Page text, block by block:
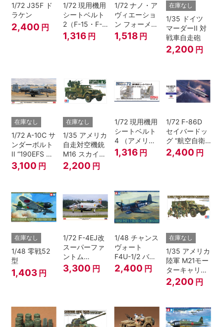
1/72 J35F ド
ラケン
2,400 円
1/72 現用機用
シートベルト
2（F-15・F-
16）
1,316 円
1/72 ナノ・ア
ヴィエーショ
ン フォーメー
ションライト
（F-15用）
1,518 円
在庫なし
1/35 ドイツ
マーダーII 対
戦車自走砲
2,200 円
在庫なし
1/72 A-10C サ
ンダーボルト
II “190EFS ス
カルバンガー
ズ”
3,100 円
在庫なし
1/35 アメリカ
自走対空機銃
M16 スカイク
リーナー
2,200 円
1/72 現用機用
シートベルト
4 （アメリカ
海/空軍 F-4・
F-8ほか）
1,316 円
1/72 F-86D
セイバードッ
グ “航空自衛
隊”
2,400 円
在庫なし
1/48 零戦52
型
1,403 円
1/72 F-4EJ改
スーパーファ
ントム
“306SQ 379
号機”
3,300 円
1/48 チャンス
ヴォート
F4U-1/2 バー
ドケージ コル
セア
2,400 円
在庫なし
1/35 アメリカ
陸軍 M21モー
ターキャリヤ
ー
2,200 円